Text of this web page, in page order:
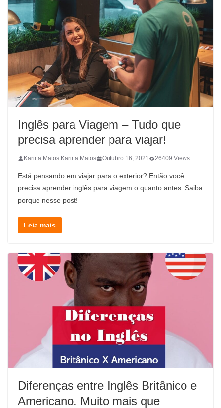
Inglês para Viagem – Tudo que
precisa aprender para viajar!
Karina Matos Karina Matos Outubro 16, 2021 26409 Views
Está pensando em viajar para o exterior? Então você
precisa aprender inglês para viagem o quanto antes. Saiba
porque nesse post!
Leia mais
Diferenças entre Inglês Britânico e
Americano. Muito mais que